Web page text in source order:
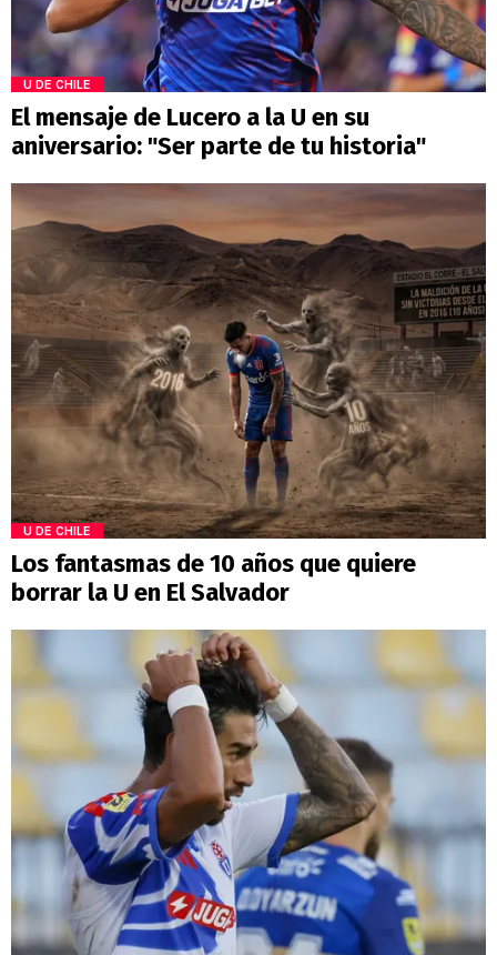
U DE CHILE
El mensaje de Lucero a la U en su
aniversario: "Ser parte de tu historia"
U DE CHILE
Los fantasmas de 10 años que quiere
borrar la U en El Salvador